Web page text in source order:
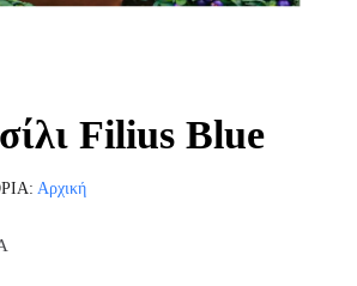
Filius Blue
Αρχική